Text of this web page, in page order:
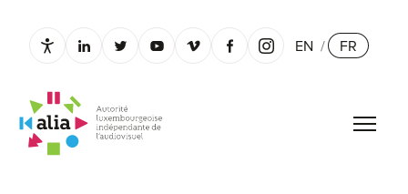
Paramètres d’accessibilité
linkedin.com
twitter.com
youtube.com
vimeo.com
facebook.com
instagram.com
EN / FR
Ouvrir